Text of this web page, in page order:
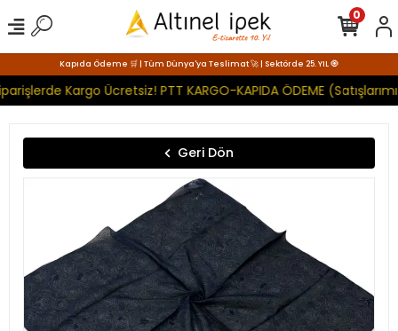
Kapıda Ödeme 🛒 | Tüm Dünya'ya Teslimat 🚀 | Sektörde 25. YIL 🧿
Kargo Ücretsiz! PTT KARGO-KAPIDA ÖDEME
0
Geri Dön